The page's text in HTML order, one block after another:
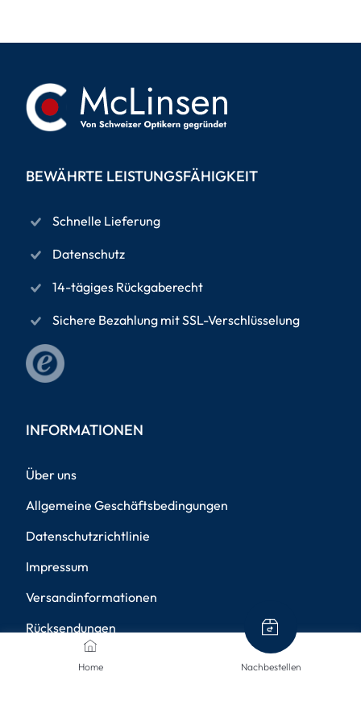
Home Nachbestellen
BEWÄHRTE LEISTUNGSFÄHIGKEIT
Schnelle Lieferung
Datenschutz
14-tägiges Rückgaberecht
Sichere Bezahlung mit SSL-Verschlüsselung
INFORMATIONEN
Über uns
Allgemeine Geschäftsbedingungen
Datenschutzrichtlinie
Impressum
Versandinformationen
Rücksendungen